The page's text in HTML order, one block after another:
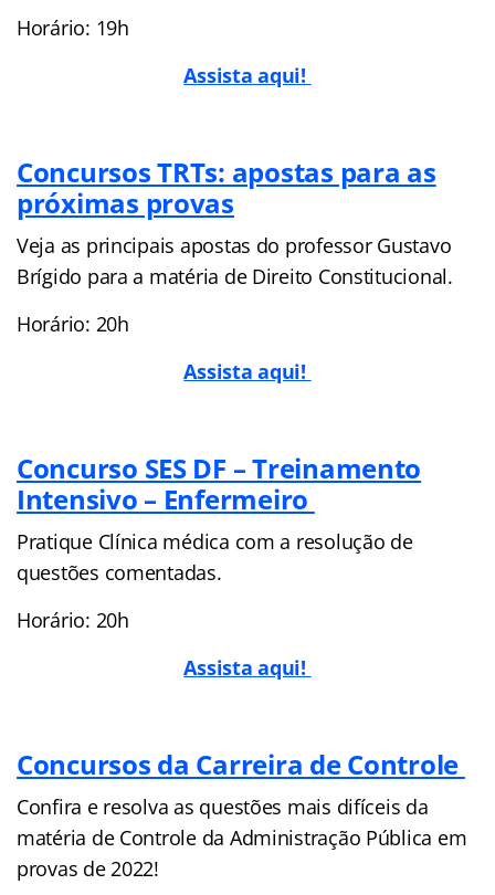
Horário: 19h
Assista aqui!
Concursos TRTs: apostas para as
próximas provas
Veja as principais apostas do professor Gustavo
Brígido para a matéria de Direito Constitucional.
Horário: 20h
Assista aqui!
Concurso SES DF – Treinamento
Intensivo – Enfermeiro
Pratique Clínica médica com a resolução de
questões comentadas.
Horário: 20h
Assista aqui!
Concursos da Carreira de Controle
Confira e resolva as questões mais difíceis da
matéria de Controle da Administração Pública em
provas de 2022!